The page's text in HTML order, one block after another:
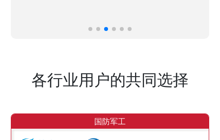
各行业用户的共同选择
国防军工